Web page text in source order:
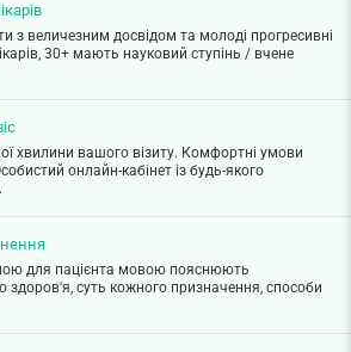
з величезним досвідом та молоді прогресивні
30+ мають науковий ступінь / вчене
хвилини вашого візиту. Комфортні умови
онлайн-кабінет із будь-якого
для пацієнта мовою пояснюють
здоров'я, суть кожного призначення, способи